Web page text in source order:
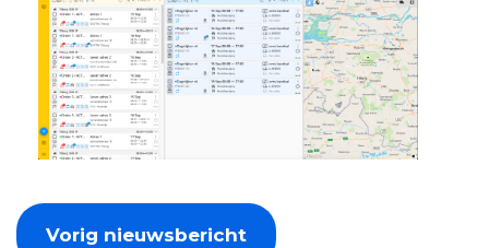
Vorig nieuwsbericht